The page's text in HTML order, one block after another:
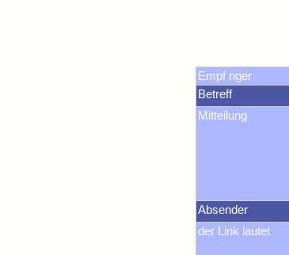
Empf nger
Betreff
Mitteilung
Absender
der Link lautet